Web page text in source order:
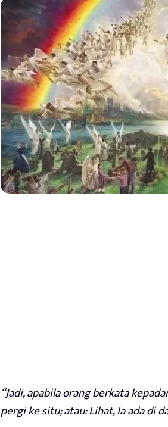
“Jadi, apabila orang berkata
pergi ke situ; atau: Lihat, Ia ada di